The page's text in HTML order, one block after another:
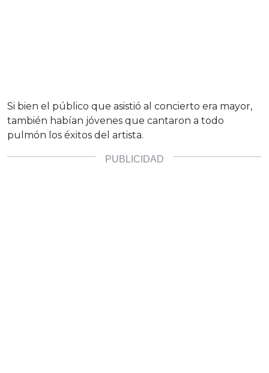
Si bien el público que asistió al concierto era mayor,
también habían jóvenes que cantaron a todo
pulmón los éxitos del artista.